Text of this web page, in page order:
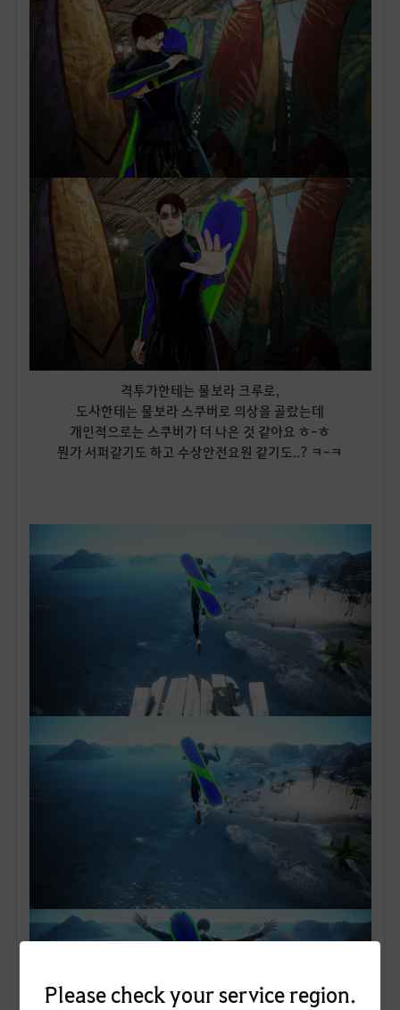
Please check your service region.
Access Service Region : Black Desert (Korea)
This website is optimized for users from the Korea region.
격투가한테는 물보라 크루로,
도사한테는 물보라 스쿠버로 의상을 골랐는데
개인적으로는 스쿠버가 더 나은 것 같아요 ㅎ-ㅎ
뭔가 서퍼같기도 하고 수상안전요원 같기도..? ㅋ-ㅋ